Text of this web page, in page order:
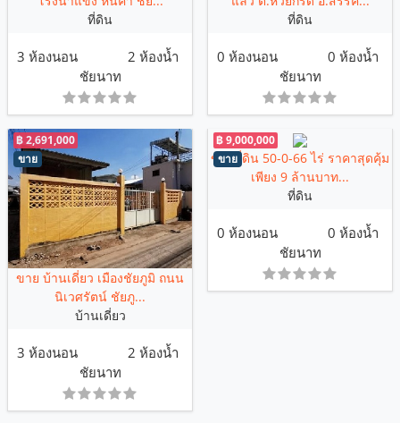
ที่ดิน
3 ห้องนอน
2 ห้องน้ำ
ชัยนาท
ที่ดิน
0 ห้องนอน
0 ห้องน้ำ
ชัยนาท
ขาย
฿ 2,691,000
ขาย บ้านเดี่ยว เมืองชัยภูมิ ถนน
นิเวศรัตน์ ชัยภู...
บ้านเดี่ยว
3 ห้องนอน
2 ห้องน้ำ
ชัยนาท
ขาย
฿ 9,000,000
ขายที่ดิน 50-0-66 ไร่ ราคาสุดคุ้ม
เพียง 9 ล้านบาท...
ที่ดิน
0 ห้องนอน
0 ห้องน้ำ
ชัยนาท